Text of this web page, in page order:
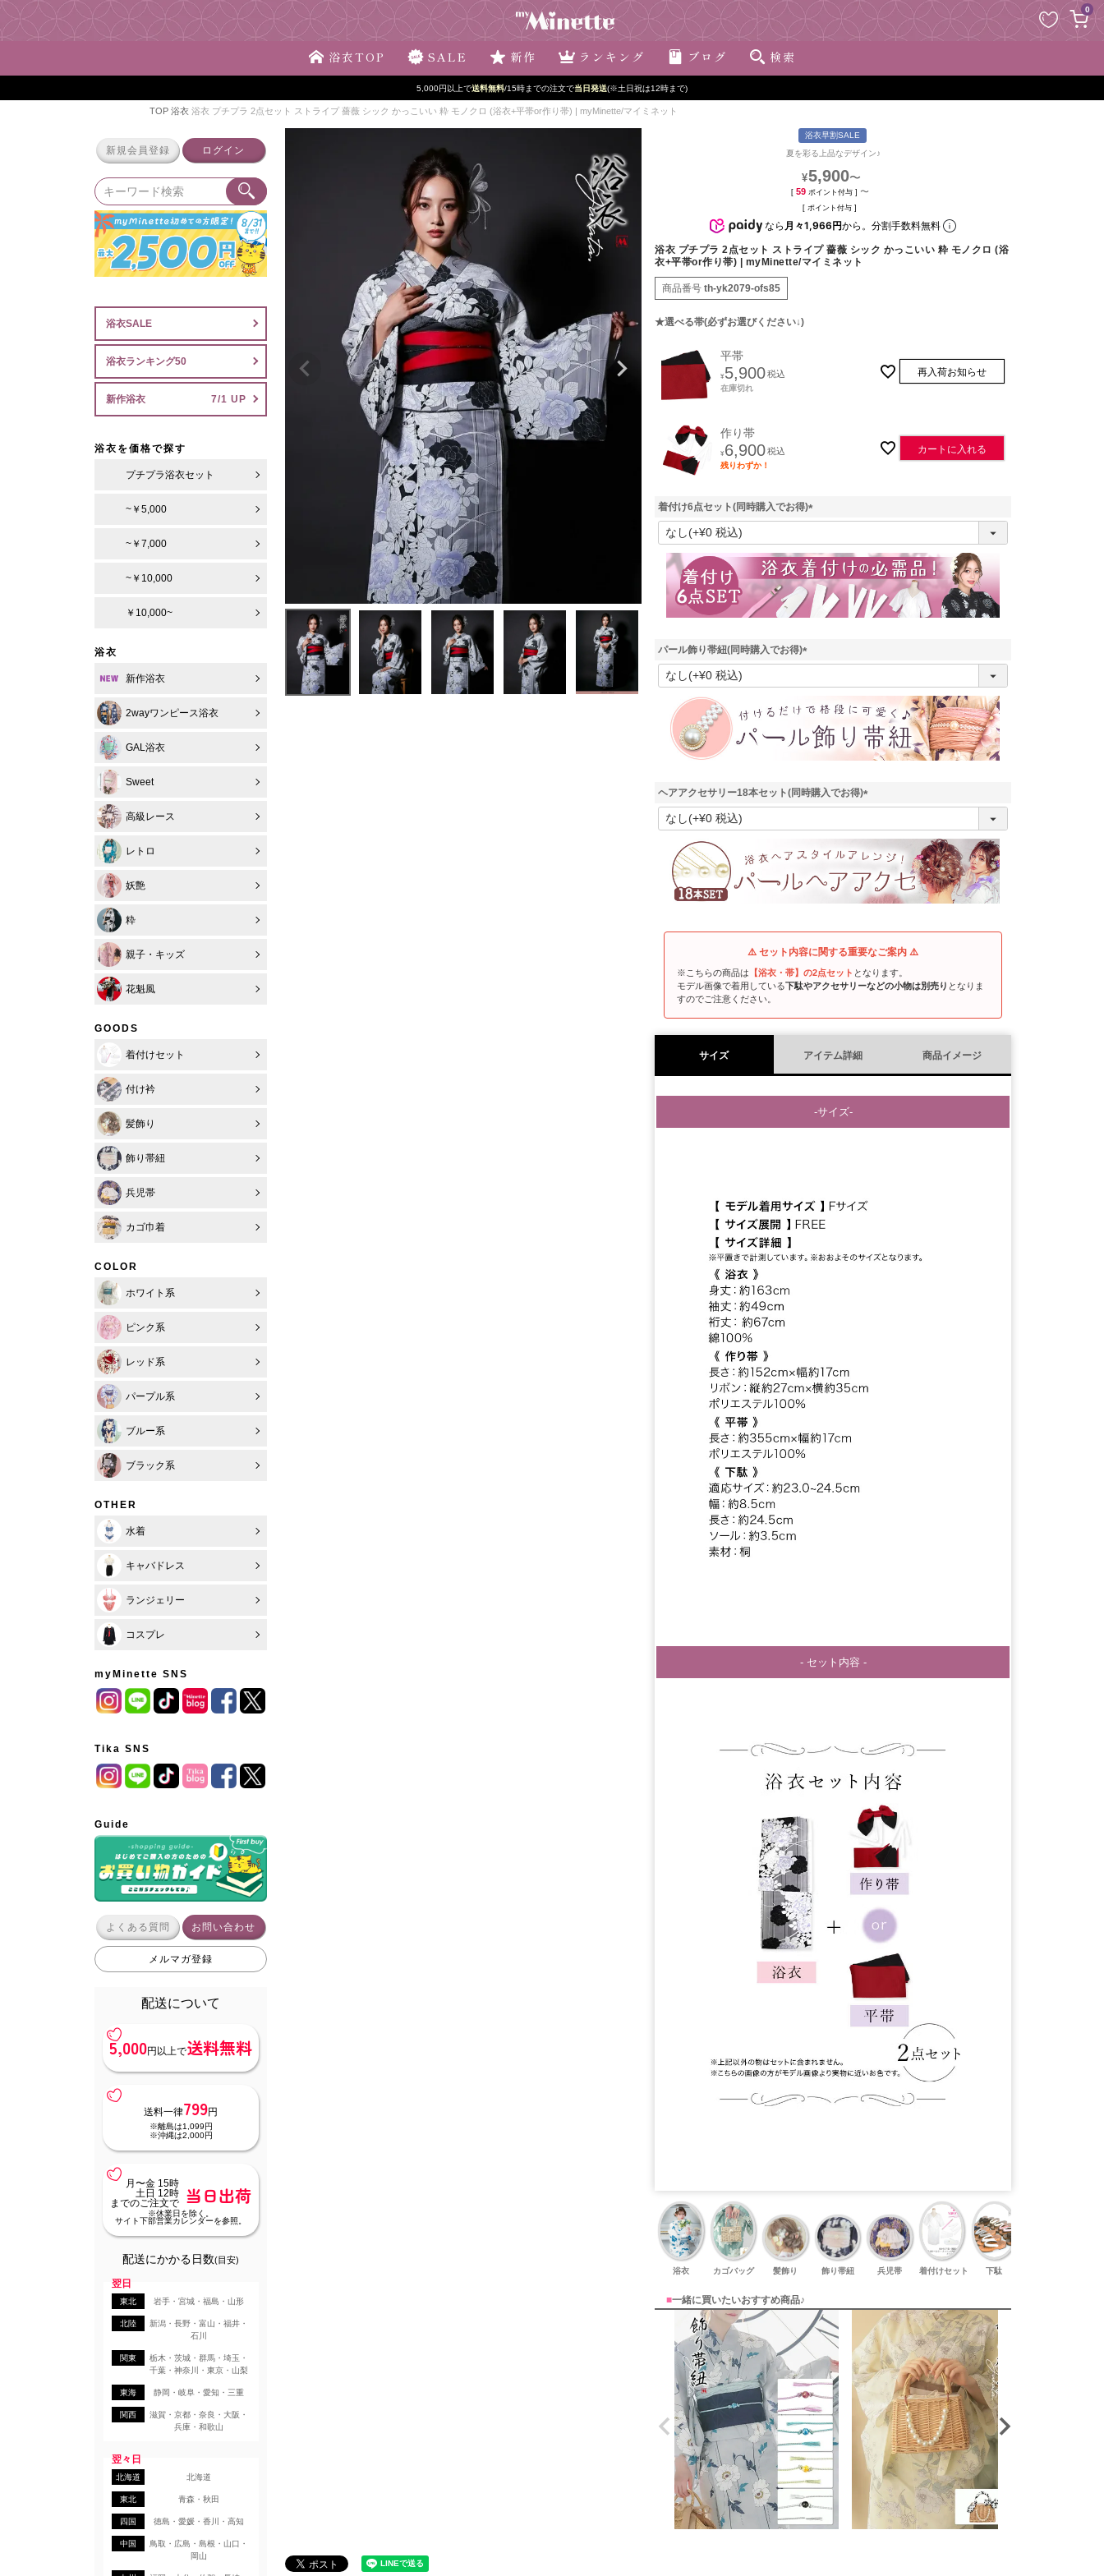
0
浴衣TOP SALE 新作 ランキング ブログ 検索
5,000円以上で送料無料/15時までの注文で当日発送(※土日祝は12時まで)
TOP 浴衣 浴衣 プチプラ 2点セット ストライプ 薔薇 シック かっこいい 粋 モノクロ (浴衣+平帯or作り帯) | myMinette/マイミネット
新規会員登録 ログイン
浴衣SALE
浴衣ランキング50
新作浴衣
浴衣を価格で探す
プチプラ浴衣セット
~￥5,000
~￥7,000
~￥10,000
￥10,000~
浴衣
新作浴衣
2wayワンピース浴衣
GAL浴衣
Sweet
高級レース
レトロ
妖艶
粋
親子・キッズ
花魁風
GOODS
着付けセット
付け衿
髪飾り
飾り帯紐
兵児帯
カゴ巾着
COLOR
ホワイト系
ピンク系
レッド系
パープル系
ブルー系
ブラック系
OTHER
水着
キャバドレス
ランジェリー
コスプレ
myMinette SNS
Tika SNS
Guide
よくある質問 お問い合わせ
メルマガ登録
配送について
5,000円以上で送料無料
送料一律799円
※離島は1,099円
※沖縄は2,000円
月〜金 15時
土日 12時
までのご注文で
当日出荷
※休業日を除く。
サイト下部営業カレンダーを参照。
配送にかかる日数(目安)
翌日
東北 岩手・宮城・福島・山形
北陸
新潟・長野・富山・福井・
石川
関東
栃木・茨城・群馬・埼玉・
千葉・神奈川・東京・山梨
東海 静岡・岐阜・愛知・三重
関西
滋賀・京都・奈良・大阪・
兵庫・和歌山
翌々日
北海道 北海道
東北 青森・秋田
四国 徳島・愛媛・香川・高知
中国
鳥取・広島・島根・山口・
岡山
浴衣早割SALE
夏を彩る上品なデザイン♪
¥5,900〜
[ 59 ポイント付与 ] 〜
[ ポイント付与 ]
なら 月々1,966円から。分割手数料無料
浴衣 プチプラ 2点セット ストライプ 薔薇 シック かっこいい 粋 モノクロ (浴
衣+平帯or作り帯) | myMinette/マイミネット
商品番号 th-yk2079-ofs85
★選べる帯(必ずお選びください↓)
平帯
¥ 5,900税込
在庫切れ
再入荷お知らせ
作り帯
¥ 6,900税込
残りわずか！
カートに入れる
着付け6点セット(同時購入でお得)
(
須
)
パール飾り帯紐(同時購入でお得)
(
ヘアアクセサリー18本セット(同時購入でお得)
(
須
)
⚠️ セット内容に関する重要なご案内 ⚠️
※こちらの商品は 【浴衣・帯】の2点セット となります。
モデル画像で着用している下駄やアクセサリーなどの小物は別売り となりま
すのでご注意ください。
サイズ アイテム詳細 商品イメージ
-サイズ-
- セット内容 -
浴衣 カゴバッグ 髪飾り 飾り帯紐 兵児帯 着付けセット 下駄
■一緒に買いたいおすすめ商品♪
ペー
ジト
ップ